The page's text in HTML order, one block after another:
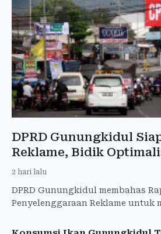
DPRD Gunungkidul
Reklame, Bidik
2 hari lalu
DPRD Gunungkidul membahas
Penyelenggaraan Reklame untuk
hukum.